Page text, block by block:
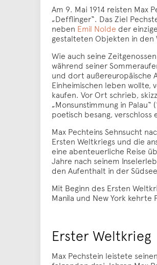
Am 9. Mai 1914 reisten Max
„Defflinger“. Das Ziel
neben Emil Nolde der
gestalteten Objekten in den
Wie auch seine
während seiner
und dort außereuropäische
Einheimischen leben wollte,
kaufen. Vor Ort schrieb,
„Monsunstimmung in
poetisch besang,
Max Pechteins Sehnsucht
Ersten Weltkriegs und die
eine abenteuerliche Reise
Jahre nach seinem
den Aufenthalt in der
Mit Beginn des Ersten
Manila und New York kehrte
Erster Weltkrieg
Max Pechstein leistete